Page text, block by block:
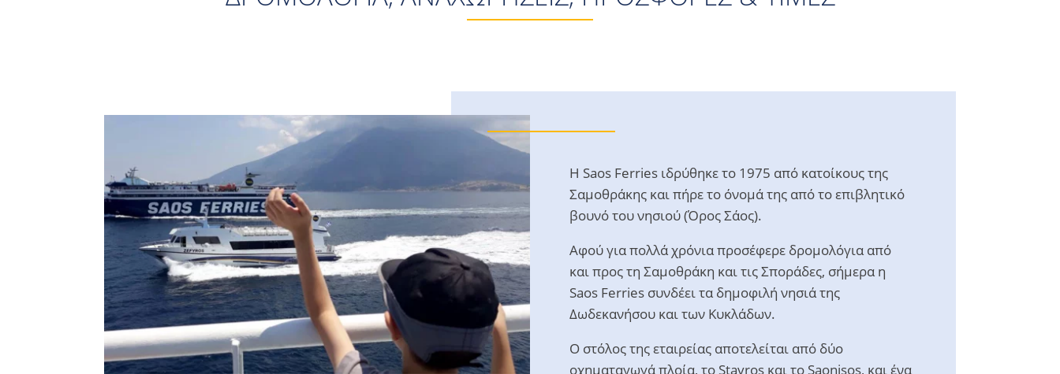
Η Saos Ferries ιδρύθηκε το 1975 από κατοίκους της
Σαμοθράκης και πήρε το όνομά της από το επιβλητικό
βουνό του νησιού (Όρος Σάος).
Αφού για πολλά χρόνια προσέφερε δρομολόγια από
και προς τη Σαμοθράκη και τις Σποράδες, σήμερα η
Saos Ferries συνδέει τα δημοφιλή νησιά της
Δωδεκανήσου και των Κυκλάδων.
Ο στόλος της εταιρείας αποτελείται από δύο
οχηματαγωγά πλοία, το Stavros και το Saonisos, και ένα